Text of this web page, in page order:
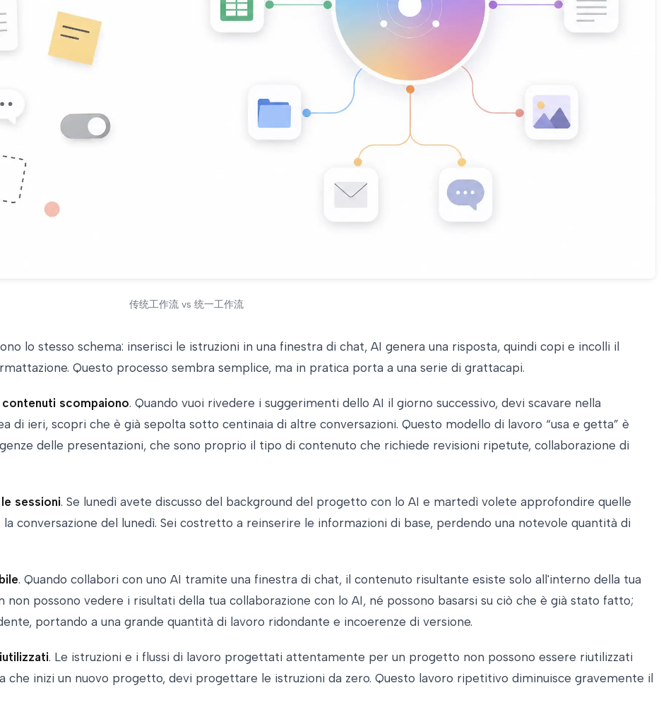
传统工作流 vs 统一工作流
lo stesso schema: inserisci le istruzioni in una finestra di chat, AI genera una risposta, quindi copi e incolli il
Questo processo sembra semplice, ma in pratica porta a una serie di grattacapi.
scompaiono. Quando vuoi rivedere i suggerimenti dello AI il giorno successivo, devi scavare nella
di ieri, scopri che è già sepolta sotto centinaia di altre conversazioni. Questo modello di lavoro “usa e getta” è
delle presentazioni, che sono proprio il tipo di contenuto che richiede revisioni ripetute, collaborazione di
sessioni. Se lunedì avete discusso del background del progetto con lo AI e martedì volete approfondire quelle
conversazione del lunedì. Sei costretto a reinserire le informazioni di base, perdendo una notevole quantità di
. Quando collabori con uno AI tramite una finestra di chat, il contenuto risultante esiste solo all'interno della tua
possono vedere i risultati della tua collaborazione con lo AI, né possono basarsi su ciò che è già stato fatto;
portando a una grande quantità di lavoro ridondante e incoerenze di versione.
. Le istruzioni e i flussi di lavoro progettati attentamente per un progetto non possono essere riutilizzati
inizi un nuovo progetto, devi progettare le istruzioni da zero. Questo lavoro ripetitivo diminuisce gravemente il